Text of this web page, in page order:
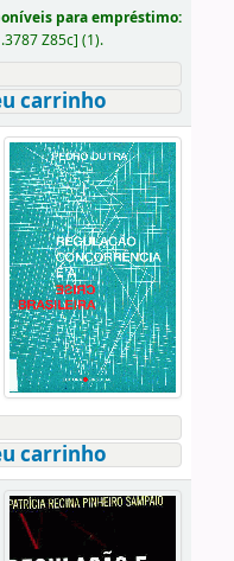
para empréstimo:
Z85c] (1).
carrinho
carrinho